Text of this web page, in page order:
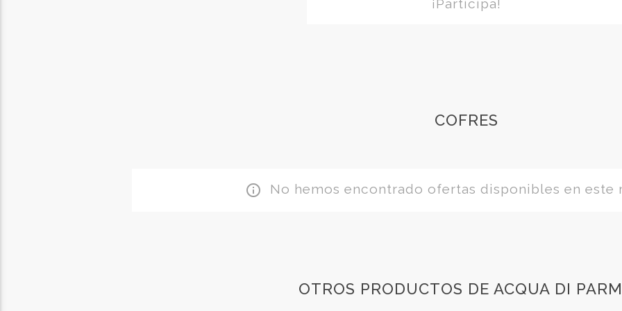
¡Participa!
COFRES
info_outline No hemos encontrado ofertas disponibles en este
OTROS PRODUCTOS DE ACQUA DI